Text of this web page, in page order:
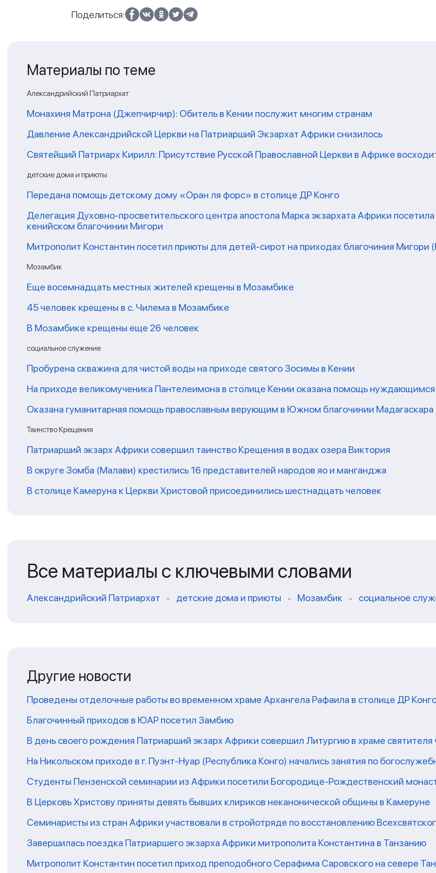
Поделиться:
Материалы по теме
Александрийский Патриархат
Монахиня Матрона (Джепчирчир): Обитель в Кении послужит многим странам
Давление Александрийской Церкви на Патриарший Экзархат Африки снизилось
Святейший Патриарх Кирилл: Присутствие Русской Православной Церкви в Африке
детские дома и приюты
Передана помощь детскому дому «Оран ля форс» в столице ДР Конго
Делегация Духовно-просветительского центра апостола Марка экзархата Африки
кенийском благочинии Мигори
Митрополит Константин посетил приюты для детей-сирот на приходах благочиния Мигори
Мозамбик
Еще восемнадцать местных жителей крещены в Мозамбике
45 человек крещены в с. Чилема в Мозамбике
В Мозамбике крещены еще 26 человек
социальное служение
Пробурена скважина для чистой воды на приходе святого Зосимы в Кении
На приходе великомученика Пантелеимона в столице Кении оказана помощь нуждающимся
Оказана гуманитарная помощь православным верующим в Южном благочинии Мадагаскара
Таинство Крещения
Патриарший экзарх Африки совершил таинство Крещения в водах озера Виктория
В округе Зомба (Малави) крестились 16 представителей народов яо и манганджа
В столице Камеруна к Церкви Христовой присоединились шестнадцать человек
Все материалы с ключевыми словами
Александрийский Патриархат - детские дома и приюты - Мозамбик - социальное
Другие новости
Проведены отделочные работы во временном храме Архангела Рафаила в столице ДР
Благочинный приходов в ЮАР посетил Замбию
В день своего рождения Патриарший экзарх Африки совершил Литургию в храме
На Никольском приходе в г. Пуэнт-Нуар (Республика Конго) начались занятия по
Студенты Пензенской семинарии из Африки посетили Богородице-Рождественский
В Церковь Христову приняты девять бывших клириков неканонической общины в Камеруне
Семинаристы из стран Африки участвовали в стройотряде по восстановлению
Завершилась поездка Патриаршего экзарха Африки митрополита Константина в Танзанию
Митрополит Константин посетил приход преподобного Серафима Саровского на севере